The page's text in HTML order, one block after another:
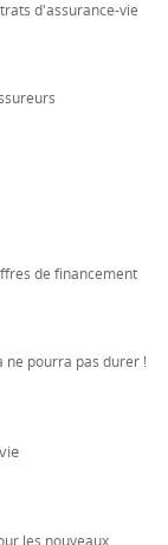
d'assurance-vie
de financement
ne pourra pas durer !
les nouveaux